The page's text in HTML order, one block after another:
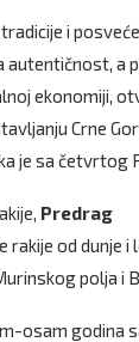
i
autentičnost, a
ekonomiji,
Crne
je sa četvrtog
Predrag
rakije od dunje i
polja i
osam godina